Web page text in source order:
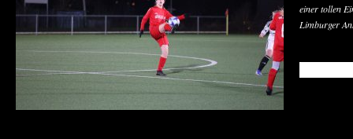
einer tollen
Limburger